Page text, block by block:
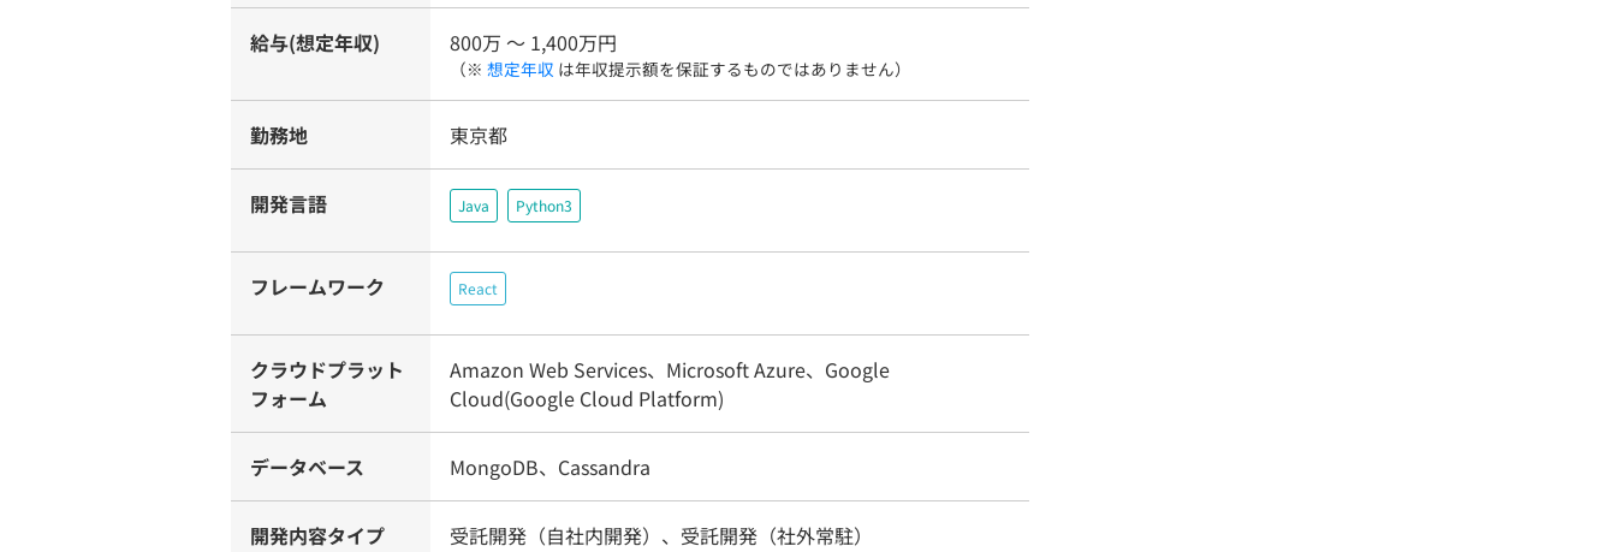
給与(想定年収) 800万 〜 1,400万円
（※ 想定年収 は年収提示額を保証するものではありません）
勤務地 東京都
開発言語 Java Python3
フレームワーク React
クラウドプラット
フォーム
Amazon Web Services、Microsoft Azure、Google
Cloud(Google Cloud Platform)
データベース MongoDB、Cassandra
開発内容タイプ 受託開発（自社内開発）、受託開発（社外常駐）